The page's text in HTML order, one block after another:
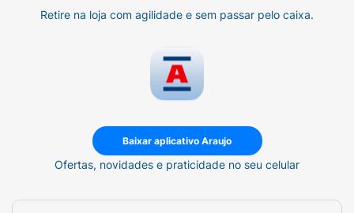
Retire na loja com agilidade e sem passar pelo caixa.
Baixar aplicativo Araujo
Ofertas, novidades e praticidade no seu celular